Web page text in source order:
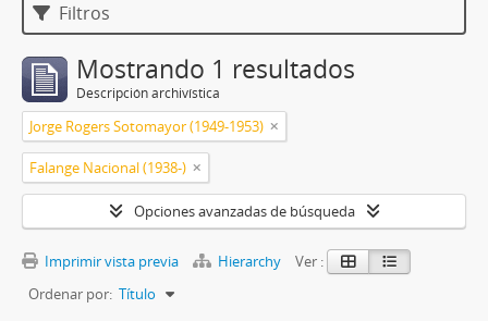
Filtros
Mostrando 1 resultados
Descripción archivística
Jorge Rogers Sotomayor (1949-1953)
Falange Nacional (1938-)
Opciones avanzadas de búsqueda
Imprimir vista previa Hierarchy
Ver :
Ordenar por: Título